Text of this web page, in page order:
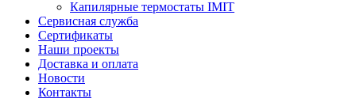
Капилярные термостаты IMIT
Сервисная служба
Сертификаты
Наши проекты
Доставка и оплата
Новости
Контакты